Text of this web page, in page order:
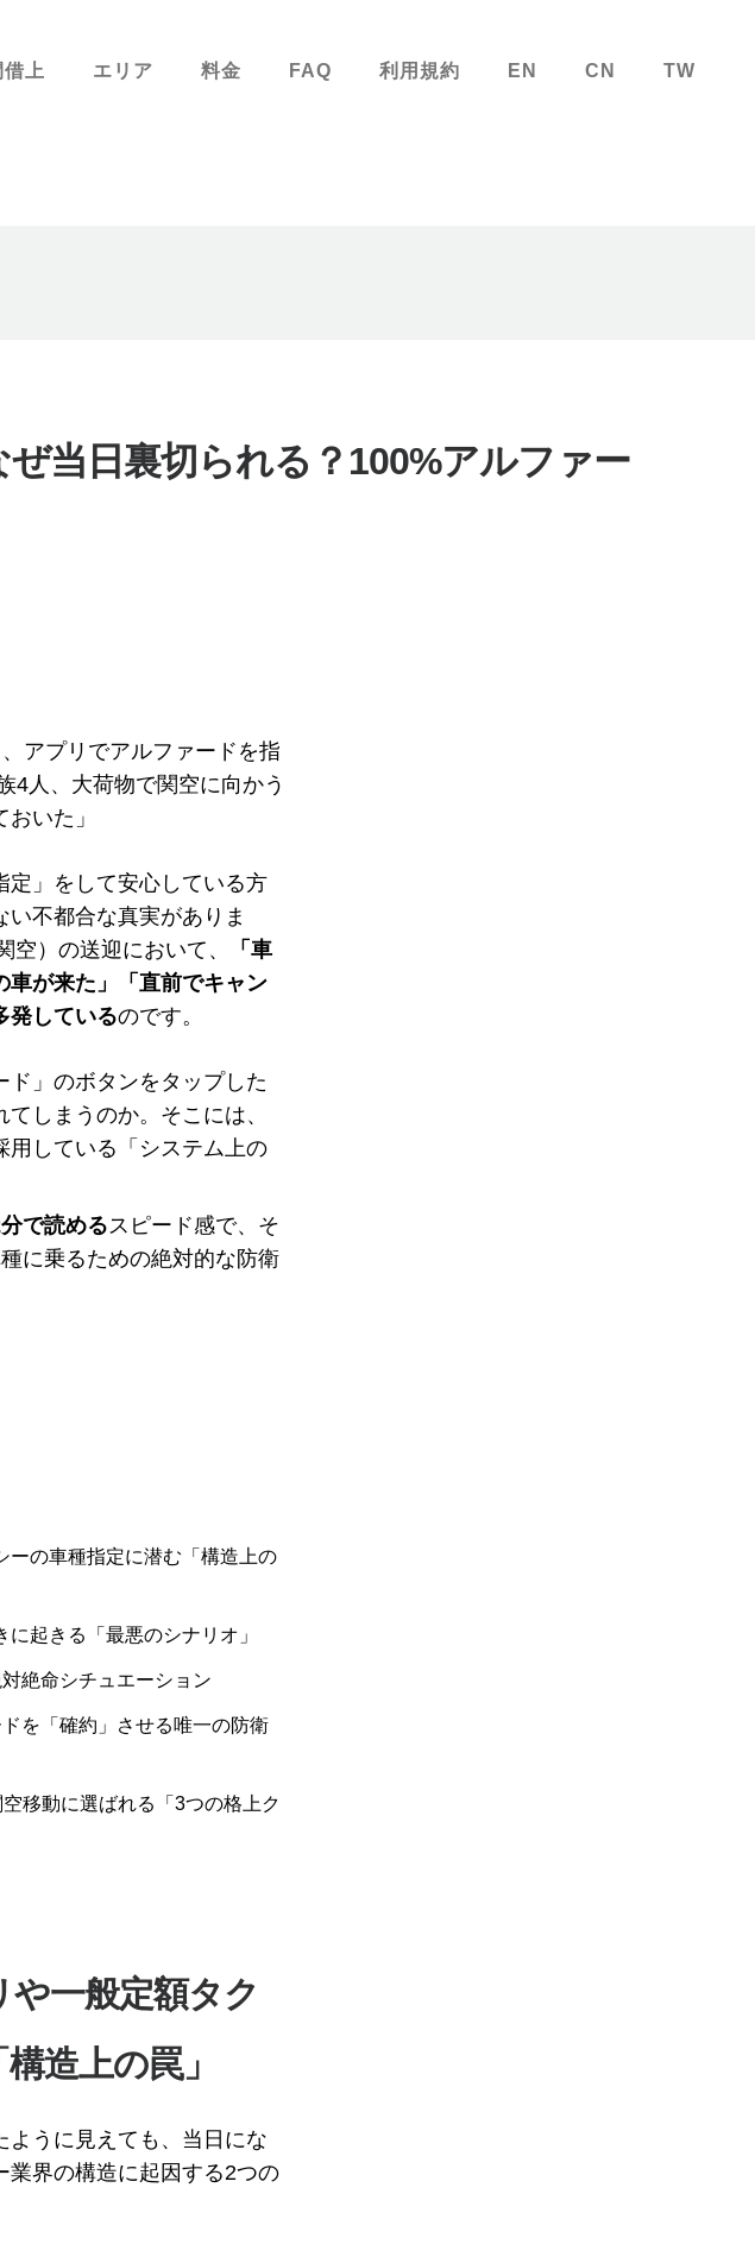
借上 エリア 料金 FAQ 利用規約 EN CN TW
当日裏切られる？100%アルファー
アプリでアルファードを指
4人、大荷物で関空に向かう
いた」
定」をして安心している方
不都合な真実がありま
）の送迎において、
「車
車が来た」「直前でキャン
発しているのです。
」のボタンをタップした
しまうのか。そこには、
用している「システム上の
で読めるスピード感で、そ
に乗るための絶対的な防衛
ーの車種指定に潜む「構造上の
起きる「最悪のシナリオ」
絶命シチュエーション
を「確約」させる唯一の防衛
移動に選ばれる「3つの格上ク
一般定額タク
造上の罠」
ように見えても、当日にな
業界の構造に起因する2つの